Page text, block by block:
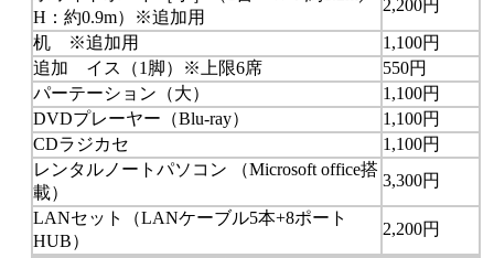
H：約0.9m）※追加用
2,200円
机 ※追加用
1,100円
追加 イス（1脚）※上限6席
550円
パーテーション（大）
1,100円
DVDプレーヤー（Blu-ray）
1,100円
CDラジカセ
1,100円
レンタルノートパソコン （Microsoft office搭
載）
3,300円
LANセット（LANケーブル5本+8ポート
HUB）
2,200円